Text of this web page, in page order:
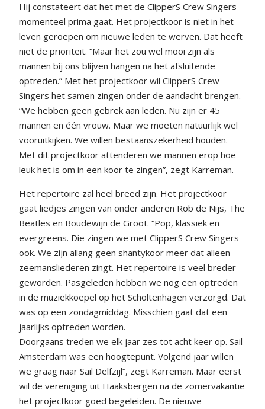
Hij constateert dat het met de ClipperS Crew Singers
momenteel prima gaat. Het projectkoor is niet in het
leven geroepen om nieuwe leden te werven. Dat heeft
niet de prioriteit. “Maar het zou wel mooi zijn als
mannen bij ons blijven hangen na het afsluitende
optreden.” Met het projectkoor wil ClipperS Crew
Singers het samen zingen onder de aandacht brengen.
“We hebben geen gebrek aan leden. Nu zijn er 45
mannen en één vrouw. Maar we moeten natuurlijk wel
vooruitkijken. We willen bestaanszekerheid houden.
Met dit projectkoor attenderen we mannen erop hoe
leuk het is om in een koor te zingen”, zegt Karreman.
Het repertoire zal heel breed zijn. Het projectkoor
gaat liedjes zingen van onder anderen Rob de Nijs, The
Beatles en Boudewijn de Groot. “Pop, klassiek en
evergreens. Die zingen we met ClipperS Crew Singers
ook. We zijn allang geen shantykoor meer dat alleen
zeemansliederen zingt. Het repertoire is veel breder
geworden. Pasgeleden hebben we nog een optreden
in de muziekkoepel op het Scholtenhagen verzorgd. Dat
was op een zondagmiddag. Misschien gaat dat een
jaarlijks optreden worden.
Doorgaans treden we elk jaar zes tot acht keer op. Sail
Amsterdam was een hoogtepunt. Volgend jaar willen
we graag naar Sail Delfzijl”, zegt Karreman. Maar eerst
wil de vereniging uit Haaksbergen na de zomervakantie
het projectkoor goed begeleiden. De nieuwe